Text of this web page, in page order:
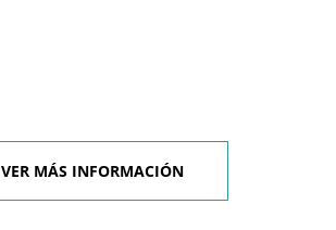
VER MÁS INFORMACIÓN